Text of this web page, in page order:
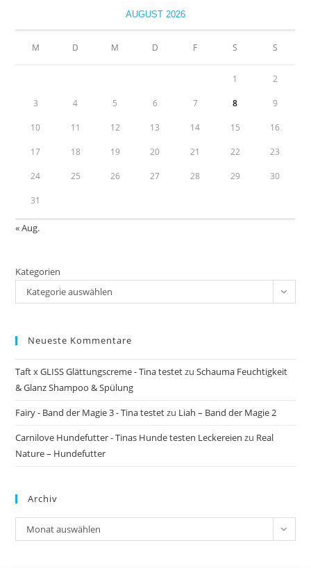
AUGUST 2026
M D M D F S S
1 2
3 4 5 6 7 8 9
10 11 12 13 14 15 16
17 18 19 20 21 22 23
24 25 26 27 28 29 30
31
« Aug.
Kategorien
Kategorie auswählen
Neueste Kommentare
Taft x GLISS Glättungscreme - Tina testetzuSchauma Feuchtigkeit
& Glanz Shampoo & Spülung
Fairy - Band der Magie 3 - Tina testetzu Liah – Band der Magie 2
Carnilove Hundefutter - Tinas Hunde testen Leckereien zu Real
Nature – Hundefutter
Archiv
Archiv
Monat auswählen